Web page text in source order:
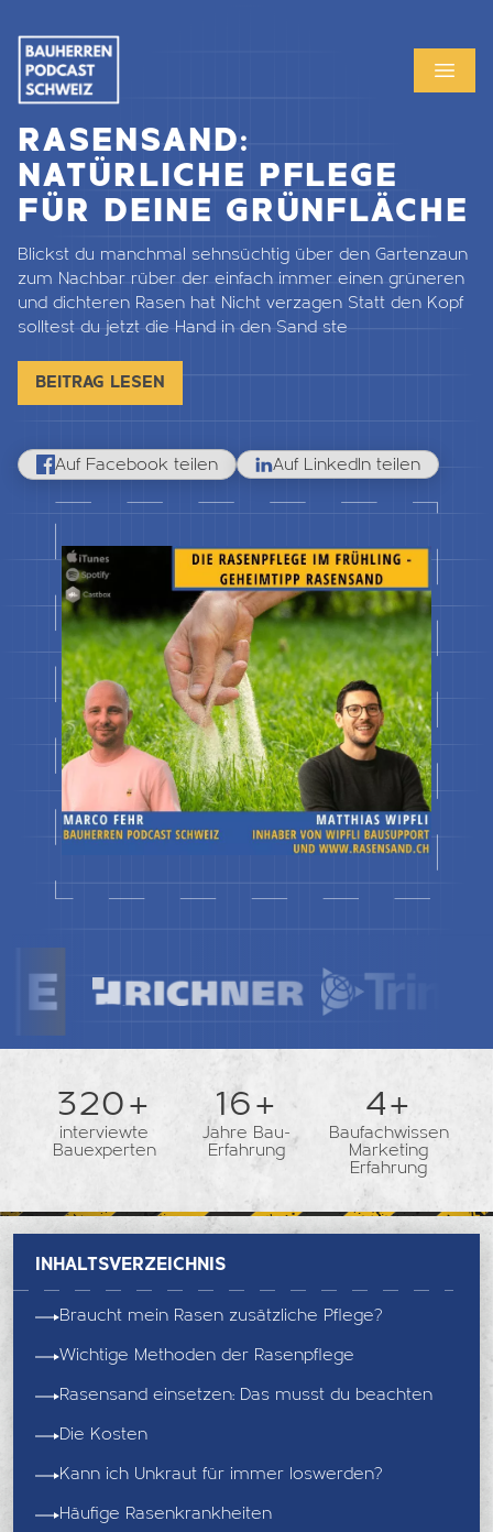
RASENSAND:
NATÜRLICHE PFLEGE
FÜR DEINE GRÜNFLÄCHE
Blickst du manchmal sehnsüchtig über den Gartenzaun
zum Nachbar rüber der einfach immer einen grüneren
und dichteren Rasen hat Nicht verzagen Statt den Kopf
solltest du jetzt die Hand in den Sand ste
BEITRAG LESEN
Auf Facebook teilen Auf LinkedIn teilen
362+
interviewte
Bauexperten
18+
Jahre Bau-
Erfahrung
5+
Baufachwissen
Marketing
Erfahrung
Inhaltsverzeichnis
Braucht mein Rasen zusätzliche Pflege?
Wichtige Methoden der Rasenpflege
Rasensand einsetzen: Das musst du beachten
Die Kosten
Kann ich Unkraut für immer loswerden?
Häufige Rasenkrankheiten